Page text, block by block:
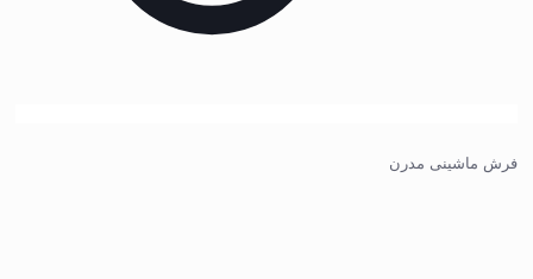
فرش ماشینی مدرن